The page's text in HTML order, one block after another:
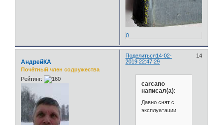
0
Поделиться 14
14-02-
2019 22:47:29
АндрейКА
Почётный член содружества
Рейтинг:
carcano
написал(а):
Давно снят с
эксплуатации